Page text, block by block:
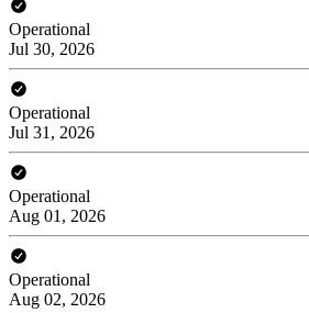
Operational
Jul 30, 2026
Operational
Jul 31, 2026
Operational
Aug 01, 2026
Operational
Aug 02, 2026